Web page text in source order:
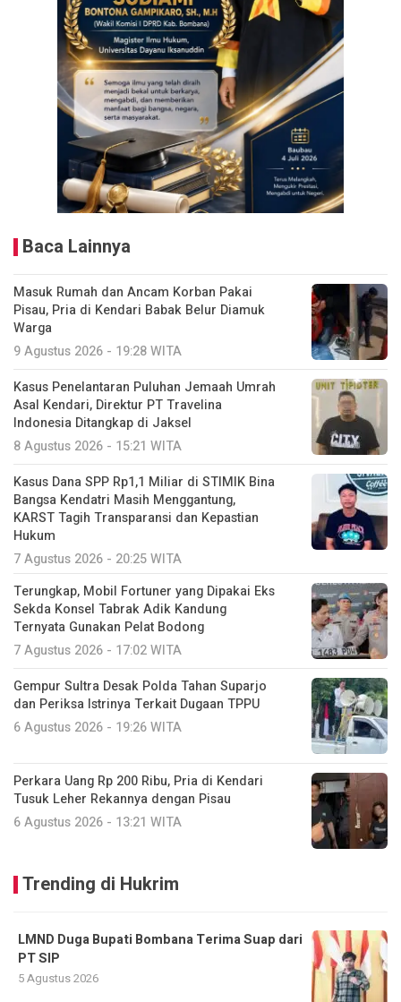
Baca Lainnya
Masuk Rumah dan Ancam Korban Pakai
Pisau, Pria di Kendari Babak Belur Diamuk
Warga
9 Agustus 2026 - 19:28 WITA
Kasus Penelantaran Puluhan Jemaah Umrah
Asal Kendari, Direktur PT Travelina
Indonesia Ditangkap di Jaksel
8 Agustus 2026 - 15:21 WITA
Kasus Dana SPP Rp1,1 Miliar di STIMIK Bina
Bangsa Kendatri Masih Menggantung,
KARST Tagih Transparansi dan Kepastian
Hukum
7 Agustus 2026 - 20:25 WITA
Terungkap, Mobil Fortuner yang Dipakai Eks
Sekda Konsel Tabrak Adik Kandung
Ternyata Gunakan Pelat Bodong
7 Agustus 2026 - 17:02 WITA
Gempur Sultra Desak Polda Tahan Suparjo
dan Periksa Istrinya Terkait Dugaan TPPU
6 Agustus 2026 - 19:26 WITA
Perkara Uang Rp 200 Ribu, Pria di Kendari
Tusuk Leher Rekannya dengan Pisau
6 Agustus 2026 - 13:21 WITA
Trending di Hukrim
LMND Duga Bupati Bombana Terima Suap dari
PT SIP
5 Agustus 2026